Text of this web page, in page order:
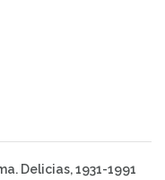
Delicias, 1931-1991